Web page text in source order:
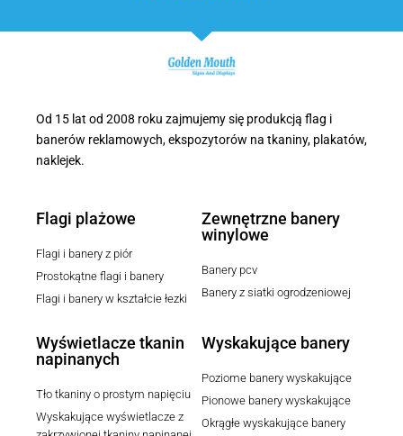
Od 15 lat od 2008 roku zajmujemy się produkcją flag i
banerów reklamowych, ekspozytorów na tkaniny, plakatów,
naklejek.
Flagi plażowe
Flagi i banery z piór
Prostokątne flagi i banery
Flagi i banery w kształcie łezki
Zewnętrzne banery
winylowe
Banery pcv
Banery z siatki ogrodzeniowej
Wyświetlacze tkanin
napinanych
Tło tkaniny o prostym napięciu
Wyskakujące wyświetlacze z
Wyskakujące banery
Poziome banery wyskakujące
Pionowe banery wyskakujące
Okrągłe wyskakujące banery